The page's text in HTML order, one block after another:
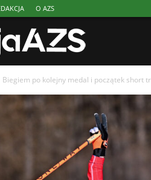
O AZS
Biegiem po kolejny medal i początek short